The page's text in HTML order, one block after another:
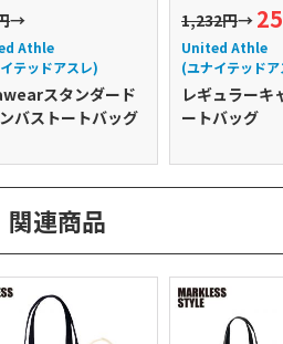
→
Athle
テッドアスレ)
スタンダード
バストートバッグ
1,232円→
United Athle
(ユナイテッド
レギュラーキ
ートバッグ
関連商品